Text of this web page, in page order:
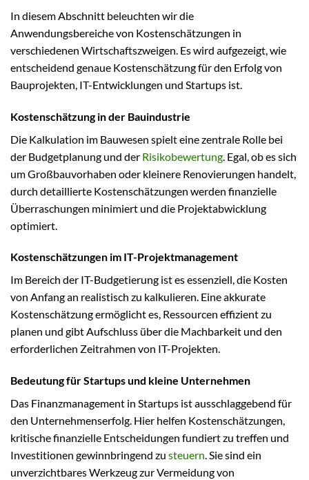
In diesem Abschnitt beleuchten wir die
Anwendungsbereiche von Kostenschätzungen in
verschiedenen Wirtschaftszweigen. Es wird aufgezeigt, wie
entscheidend genaue Kostenschätzung für den Erfolg von
Bauprojekten, IT-Entwicklungen und Startups ist.
Kostenschätzung in der Bauindustrie
Die Kalkulation im Bauwesen spielt eine zentrale Rolle bei
der Budgetplanung und der Risikobewertung . Egal, ob es sich
um Großbauvorhaben oder kleinere Renovierungen handelt,
durch detaillierte Kostenschätzungen werden finanzielle
Überraschungen minimiert und die Projektabwicklung
optimiert.
Kostenschätzungen im IT-Projektmanagement
Im Bereich der IT-Budgetierung ist es essenziell, die Kosten
von Anfang an realistisch zu kalkulieren. Eine akkurate
Kostenschätzung ermöglicht es, Ressourcen effizient zu
planen und gibt Aufschluss über die Machbarkeit und den
erforderlichen Zeitrahmen von IT-Projekten.
Bedeutung für Startups und kleine Unternehmen
Das Finanzmanagement in Startups ist ausschlaggebend für
den Unternehmenserfolg. Hier helfen Kostenschätzungen,
kritische finanzielle Entscheidungen fundiert zu treffen und
Investitionen gewinnbringend zu steuern. Sie sind ein
unverzichtbares Werkzeug zur Vermeidung von